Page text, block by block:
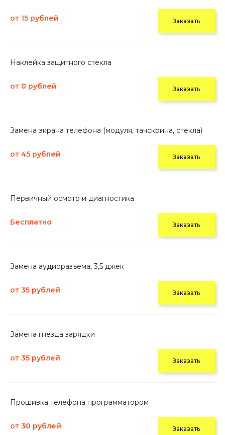
от 15 рублей Заказать
Наклейка защитного стекла
от 0 рублей Заказать
Замена экрана телефона (модуля, тачскрина, стекла)
от 45 рублей Заказать
Первичный осмотр и диагностика
Бесплатно Заказать
Замена аудиоразъема, 3,5 джек
от 35 рублей Заказать
Замена гнезда зарядки
от 35 рублей Заказать
Прошивка телефона программатором
от 30 рублей Заказать